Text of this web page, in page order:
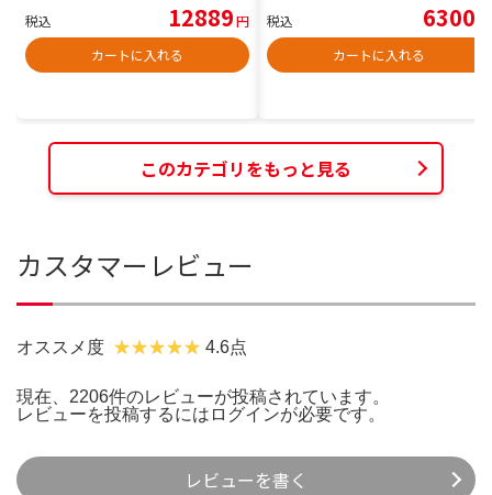
税込 12889円
カートに入れる
税込 6300
カートに入れる
このカテゴリをもっと見る
カスタマーレビュー
オススメ度 4.6点
現在、2206件のレビューが投稿されています。
レビューを投稿するには ログインが必要です。
レビューを書く